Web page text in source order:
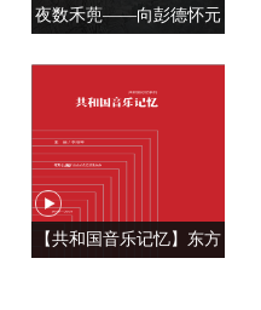
夜数禾蔸——向彭德怀元
【共和国音乐记忆】东方